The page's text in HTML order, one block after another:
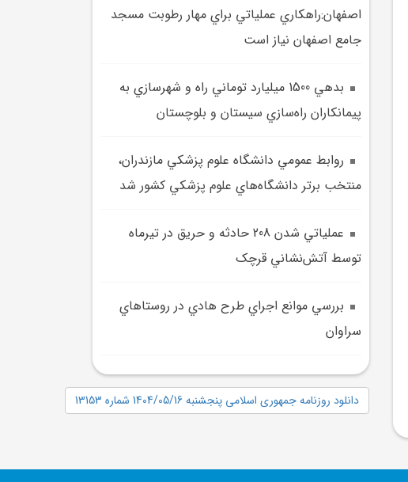
اصفهان:راهکاري عملياتي براي مهار رطوبت مسجد
جامع اصفهان نياز است
بدهي 1500 ميليارد توماني راه و شهرسازي به
پيمانکاران راه‌سازي سيستان و بلوچستان
روابط عمومي دانشگاه علوم پزشکي مازندران،
منتخب برتر دانشگاه‌هاي علوم پزشکي کشور شد
عملياتي شدن 208 حادثه و حريق در تيرماه
توسط آتش‌نشاني قرچک
بررسي موانع اجراي طرح هادي در روستاهاي
سراوان
دانلود روزنامه جمهوری اسلامی پنجشنبه 1404/05/16 شماره 13153